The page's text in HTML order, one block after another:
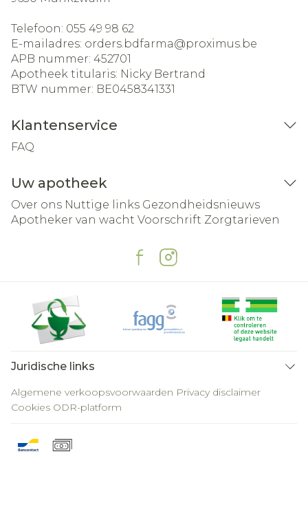
Telefoon: 055 49 98 62
E-mailadres: orders.bdfarma@proximus.be
APB nummer: 452701
Apotheek titularis: Nicky Bertrand
BTW nummer: BE0458341331
Klantenservice
FAQ
Uw apotheek
Over ons Nuttige links Gezondheidsnieuws
Apotheker van wacht Voorschrift Zorgtarieven
Juridische links
Algemene verkoopsvoorwaarden Privacy disclaimer
Cookies ODR-platform